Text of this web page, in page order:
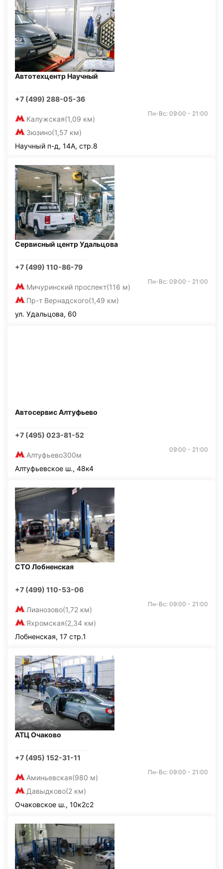
Автотехцентр Научный
+7 (499) 288-05-36
Калужская(1,09 км)
Зюзино(1,57 км)
Пн-Вс: 09:00 - 21:00
Научный п-д, 14А, стр.8
Сервисный центр Удальцова
+7 (499) 110-86-79
Мичуринский проспект(116 м)
Пр-т Вернадского(1,49 км)
Пн-Вс: 09:00 - 21:00
ул. Удальцова, 60
Автосервис Алтуфьево
+7 (495) 023-81-52
Алтуфьево300м
09:00 - 21:00
Алтуфьевское ш., 48к4
СТО Лобненская
+7 (499) 110-53-06
Лианозово(1,72 км)
Яхромская(2,34 км)
Пн-Вс: 09:00 - 21:00
Лобненская, 17 стр.1
АТЦ Очаково
+7 (495) 152-31-11
Аминьевская(980 м)
Давыдково(2 км)
Пн-Вс: 09:00 - 21:00
Очаковское ш., 10к2с2